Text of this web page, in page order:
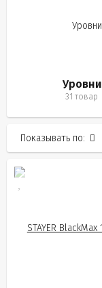
Уровни
31 товар
Показывать по: